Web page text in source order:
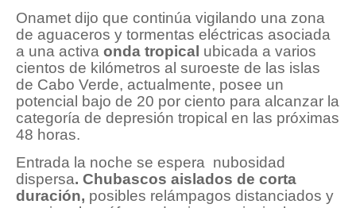
Onamet dijo que continúa vigilando una zona
de aguaceros y tormentas eléctricas asociada
a una activa onda tropical ubicada a varios
cientos de kilómetros al suroeste de las islas
de Cabo Verde, actualmente, posee un
potencial bajo de 20 por ciento para alcanzar la
categoría de depresión tropical en las próximas
48 horas.
Entrada la noche se espera nubosidad
dispersa. Chubascos aislados de corta
duración, posibles relámpagos distanciados y